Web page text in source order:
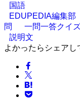
国語
EDUPEDIA編集部
問
一問一答クイ
説明文
よかったらシェアし